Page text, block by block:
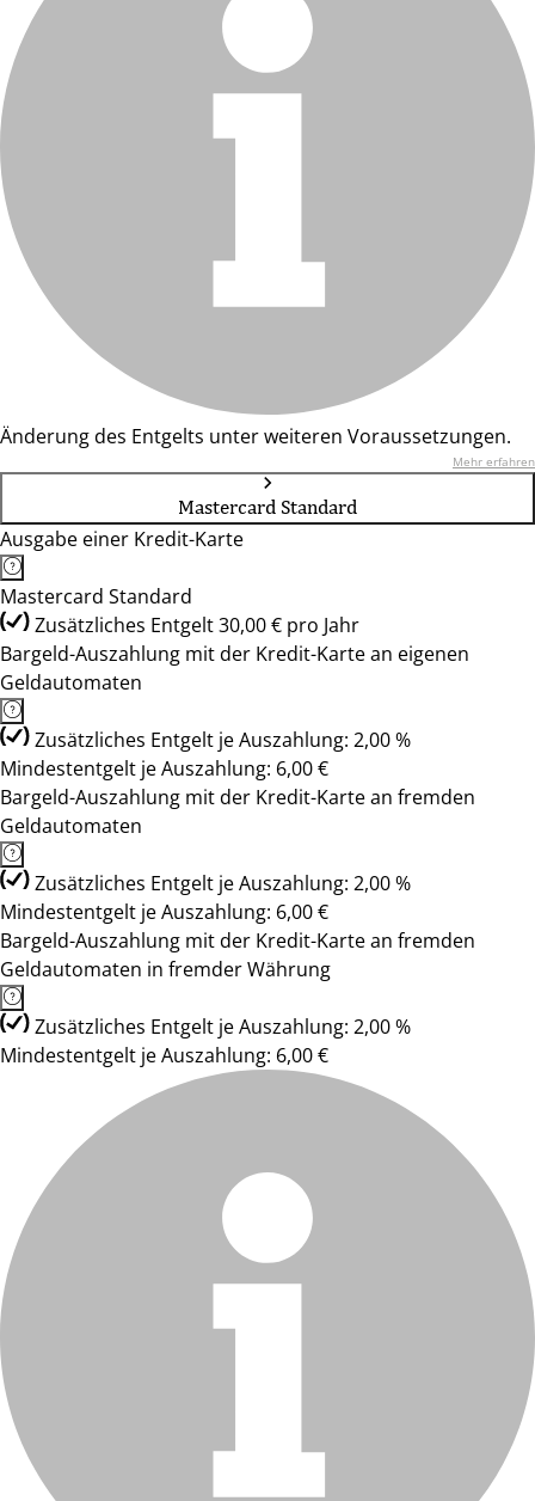
Änderung des Entgelts unter weiteren Voraussetzungen.
Mehr erfahren
Mastercard Standard
Ausgabe einer Kredit-Karte
Mastercard Standard
Zusätzliches Entgelt 30,00 € pro Jahr
Bargeld-Auszahlung mit der Kredit-Karte an eigenen
Geldautomaten
Zusätzliches Entgelt je Auszahlung: 2,00 %
Mindestentgelt je Auszahlung: 6,00 €
Bargeld-Auszahlung mit der Kredit-Karte an fremden
Geldautomaten
Zusätzliches Entgelt je Auszahlung: 2,00 %
Mindestentgelt je Auszahlung: 6,00 €
Bargeld-Auszahlung mit der Kredit-Karte an fremden
Geldautomaten in fremder Währung
Zusätzliches Entgelt je Auszahlung: 2,00 %
Mindestentgelt je Auszahlung: 6,00 €